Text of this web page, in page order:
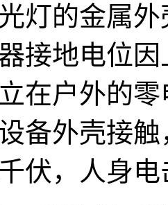
灯的金属
接地电位
在户外的
备外壳接
伏，人身